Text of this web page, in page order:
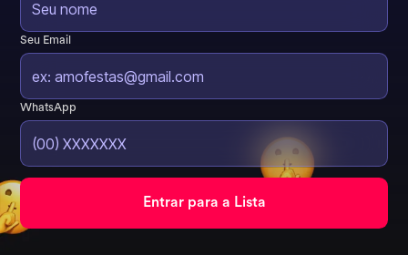
Seu Email
WhatsApp